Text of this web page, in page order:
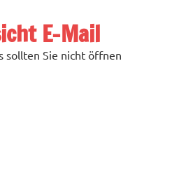
E-Mail
sollten Sie nicht öffnen